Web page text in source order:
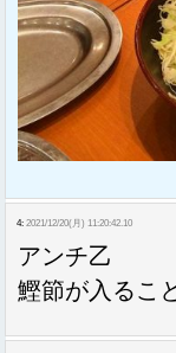
4: 2021/12/20(月) 11:20:42.10
アンチ乙
鰹節が入るこ